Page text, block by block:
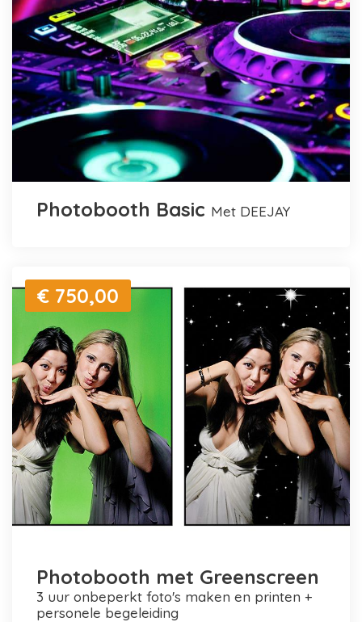
Photobooth Basic met DEEJAY
€ 750,00
Photobooth met Greenscreen
3 uur onbeperkt foto's maken en printen +
personele begeleiding